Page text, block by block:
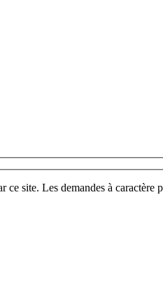
ce site. Les demandes à caractère